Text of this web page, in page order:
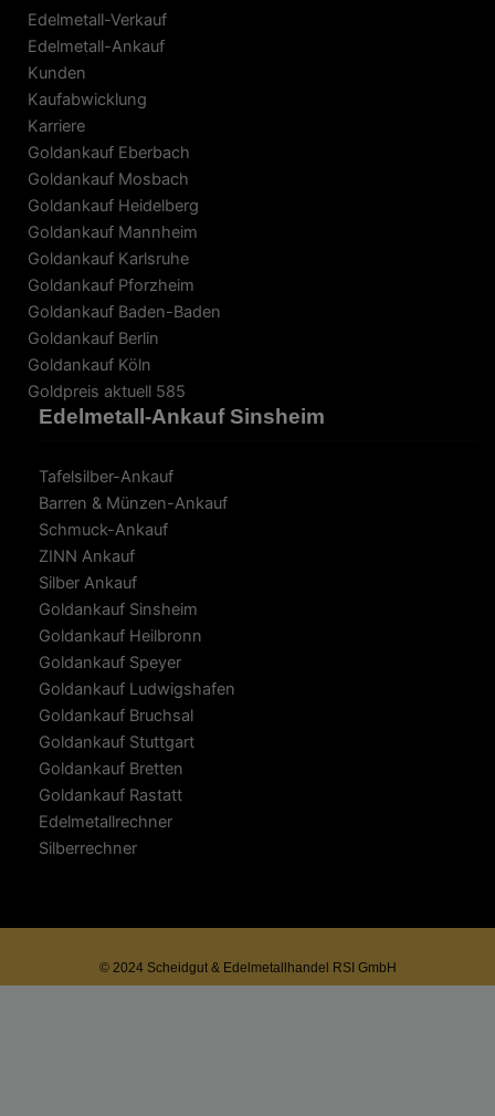
Edelmetall-Verkauf
Edelmetall-Ankauf
Kunden
Kaufabwicklung
Karriere
Goldankauf Eberbach
Goldankauf Mosbach
Goldankauf Heidelberg
Goldankauf Mannheim
Goldankauf Karlsruhe
Goldankauf Pforzheim
Goldankauf Baden-Baden
Goldankauf Berlin
Goldankauf Köln
Goldpreis aktuell 585
Edelmetall-Ankauf Sinsheim
Tafelsilber-Ankauf
Barren & Münzen-Ankauf
Schmuck-Ankauf
ZINN Ankauf
Silber Ankauf
Goldankauf Sinsheim
Goldankauf Heilbronn
Goldankauf Speyer
Goldankauf Ludwigshafen
Goldankauf Bruchsal
Goldankauf Stuttgart
Goldankauf Bretten
Goldankauf Rastatt
Edelmetallrechner
Silberrechner
© 2024 Scheidgut & Edelmetallhandel RSI GmbH